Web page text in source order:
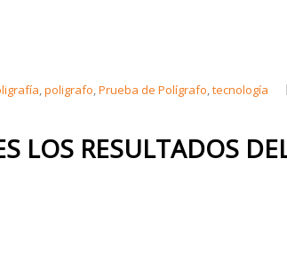
,poligrafo,Prueba de Polígrafo,tecnología
LOS RESULTADOS